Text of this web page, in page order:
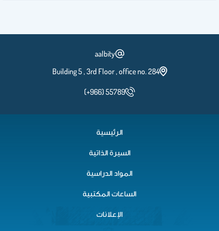
Tutorial 4
T3,T4 answers
aalbity
Building 5 , 3rd Floor , office no. 284
(+966) 55789
الرئيسية
السيرة الذاتية
المواد الدراسية
الساعات المكتبية
الإعلانات